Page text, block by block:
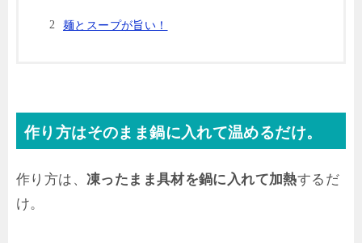
麺とスープが旨い！
作り方はそのまま鍋に入れて温めるだけ。
作り方は、 凍ったまま具材を鍋に入れて加熱するだ
け。